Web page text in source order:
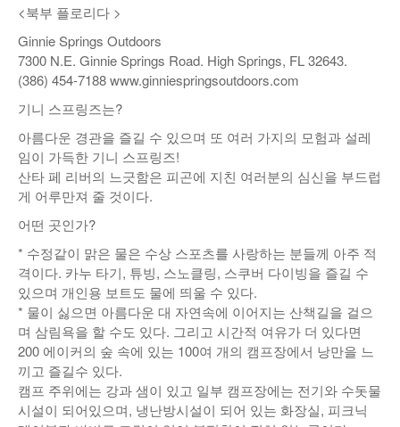
<북부 플로리다 >
Ginnie Springs Outdoors
7300 N.E. Ginnie Springs Road. High Springs, FL 32643.
(386) 454-7188 www.ginniespringsoutdoors.com
기니 스프링즈는?
아름다운 경관을 즐길 수 있으며 또 여러 가지의 모험과 설레
임이 가득한 기니 스프링즈!
산타 페 리버의 느긋함은 피곤에 지친 여러분의 심신을 부드럽
게 어루만져 줄 것이다.
어떤 곳인가?
* 수정같이 맑은 물은 수상 스포츠를 사랑하는 분들께 아주 적
격이다. 카누 타기, 튜빙, 스노클링, 스쿠버 다이빙을 즐길 수
있으며 개인용 보트도 물에 띄울 수 있다.
* 물이 싫으면 아름다운 대 자연속에 이어지는 산책길을 걸으
며 삼림욕을 할 수도 있다. 그리고 시간적 여유가 더 있다면
200 에이커의 숲 속에 있는 100여 개의 캠프장에서 낭만을 느
끼고 즐길수 있다.
캠프 주위에는 강과 샘이 있고 일부 캠프장에는 전기와 수돗물
시설이 되어있으며, 냉난방시설이 되어 있는 화장실, 피크닉